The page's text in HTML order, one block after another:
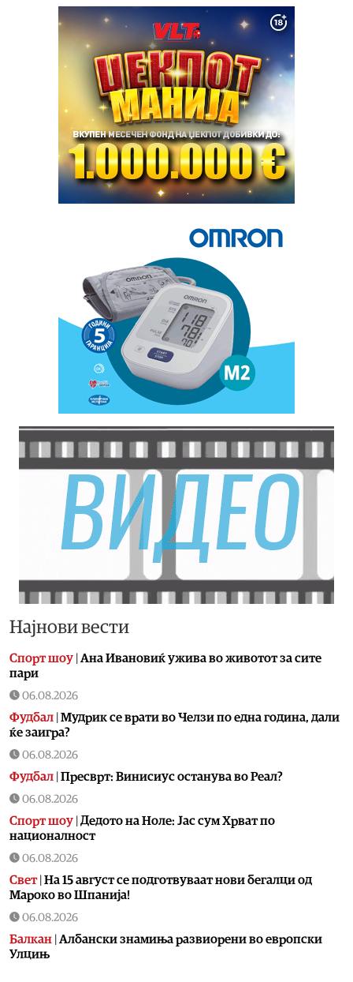
Најнови вести
Спорт шоу Aна Ивановиќ ужива во животот за сите
пари
06.08.2026
Фудбал Мудрик се врати во Челзи по една година, дали
ќе заигра?
06.08.2026
Фудбал Пресврт: Винисиус останува во Реал?
06.08.2026
Спорт шоу Дедото на Ноле: Јас сум Хрват по
националност
06.08.2026
Свет| На 15 август се подготвуваат нови бегалци од
Мароко во Шпанија!
06.08.2026
Балкан Албански знамиња развиорени во европски
Улцињ